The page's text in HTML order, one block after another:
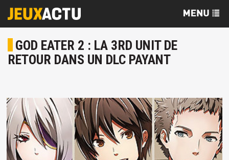
GOD EATER 2 : LA 3RD UNIT DE
RETOUR DANS UN DLC PAYANT